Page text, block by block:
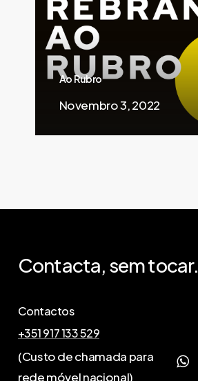
Ao Rubro
Novembro 3, 2022
Contacta, semtocar.
Contactos
+351 917 133 529
(Custo de chamada para
rede móvel nacional)